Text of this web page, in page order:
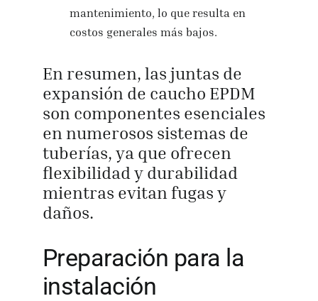
mantenimiento, lo que resulta en
costos generales más bajos.
En resumen, las juntas de
expansión de caucho EPDM
son componentes esenciales
en numerosos sistemas de
tuberías, ya que ofrecen
flexibilidad y durabilidad
mientras evitan fugas y
daños.
Preparación para la
instalación